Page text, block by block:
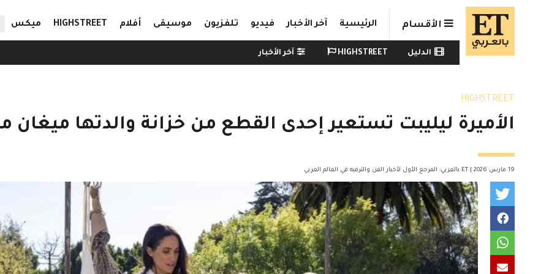
Skip to main content
الأقسام الرئيسية آخر الأخبار فيديو تلفزيون موسيقى أفلام HIGHSTREET ميكس
Watch menu
الدليل HIGHSTREET آخر الأخبار
HIGHSTREET
الأميرة ليليبت تستعير إحدى القطع من خزانة والدتها ميغان
19 مارس 2026 | ET بالعربي: المرجع الأول لأخبار الفن والترفيه في العالم العربي